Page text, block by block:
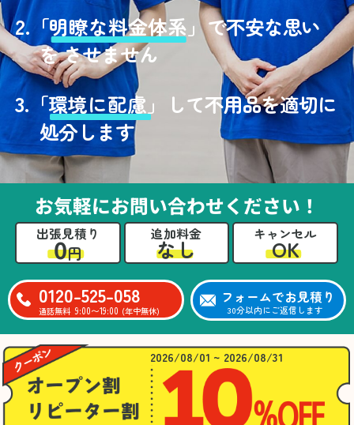
2.「明瞭な料金体系」で不安な思い
を させません
3. 「環境に配慮」
して不用品を適切に
処分します
お気軽にお問い合わせください！
出張見積り
0円
追加料金
なし
キャンセル
OK
0120-525-058
通話無料 9:00〜19:00 (年中無休)
フォームでお見積り
30分以内にご返信します
2026/08/01 ~ 2026/08/31